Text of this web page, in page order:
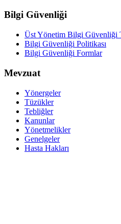
Bilgi Güvenliği
Üst Yönetim Bilgi Güvenliği
Bilgi Güvenliği Politikası
Bilgi Güvenliği Formlar
Mevzuat
Yönergeler
Tüzükler
Tebliğler
Kanunlar
Yönetmelikler
Genelgeler
Hasta Hakları